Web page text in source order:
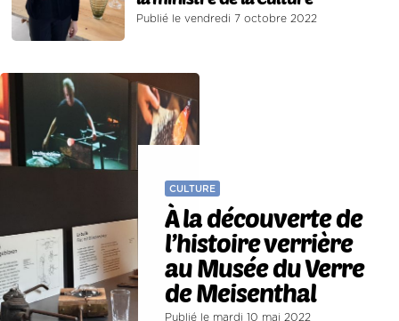
Publié le vendredi 7 octobre 2022
CULTURE
À la découverte de
l’histoire verrière
au Musée du Verre
de Meisenthal
Publié le mardi 10 mai 2022